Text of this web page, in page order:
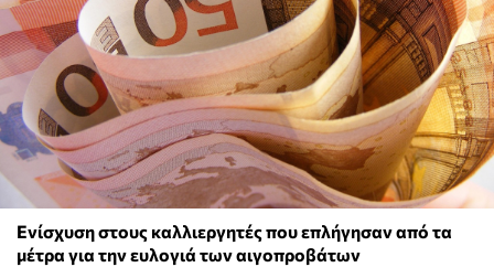
Ενίσχυση στους καλλιεργητές που επλήγησαν από τα
μέτρα για την ευλογιά των αιγοπροβάτων